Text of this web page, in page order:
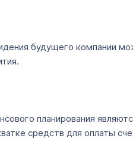
будущего компании
планирования
средств для оплаты